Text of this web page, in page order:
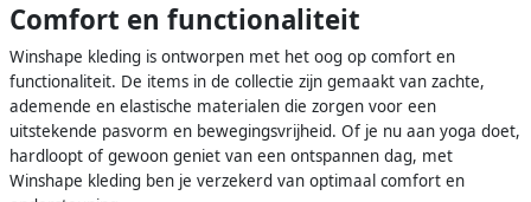
Comfort en functionaliteit
Winshape kleding is ontworpen met het oog op comfort en
functionaliteit. De items in de collectie zijn gemaakt van zachte,
ademende en elastische materialen die zorgen voor een
uitstekende pasvorm en bewegingsvrijheid. Of je nu aan yoga doet,
hardloopt of gewoon geniet van een ontspannen dag, met
Winshape kleding ben je verzekerd van optimaal comfort en